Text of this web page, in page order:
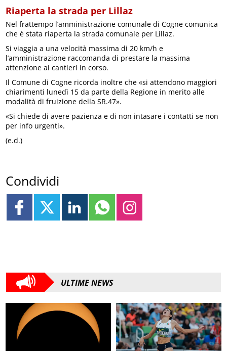
Riaperta la strada per Lillaz
Nel frattempo l’amministrazione comunale di Cogne comunica
che è stata riaperta la strada comunale per Lillaz.
Si viaggia a una velocità massima di 20 km/h e
l’amministrazione raccomanda di prestare la massima
attenzione ai cantieri in corso.
Il Comune di Cogne ricorda inoltre che «si attendono maggiori
chiarimenti lunedì 15 da parte della Regione in merito alle
modalità di fruizione della SR.47».
«Si chiede di avere pazienza e di non intasare i contatti se non
per info urgenti».
(e.d.)
Condividi
ULTIME NEWS